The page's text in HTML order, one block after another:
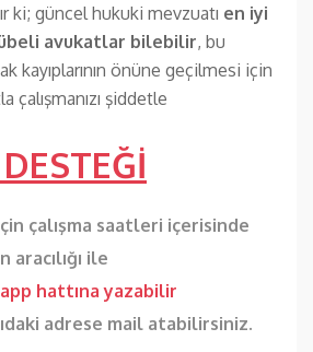
ki; güncel hukuki mevzuatı en iyi
avukatlar bilebilir, bu
kayıplarının önüne geçilmesi için
çalışmanızı şiddetle
çalışma saatleri içerisinde
aracılığı ile
hattına yazabilir
adrese mail atabilirsiniz.